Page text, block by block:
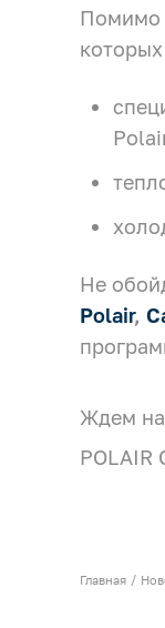
Помимо
Не
Polair,
Ждем на
POLAIR
Главная